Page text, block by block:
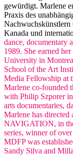
gewürdigt. Marlene
Praxis des
Kanada und
dance, documentary
1989. She earned
University in
School of the Art
Media Fellowship at
Marlene co-founded
with Philip Szporer
arts documentaries,
Marlene has
NAVIGATION, in
series, winner of
MDFP was
Sandy Silva and